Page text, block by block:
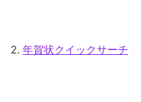
2. 年賀状クイックサーチ